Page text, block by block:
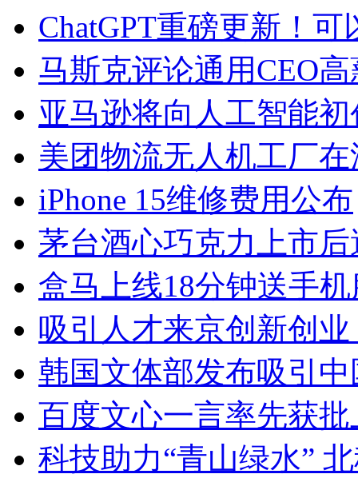
ChatGPT重磅更新！
马斯克评论通用CEO
亚马逊将向人工智能
美团物流无人机工厂
iPhone 15维修费用公布
茅台酒心巧克力上市
盒马上线18分钟送手
吸引人才来京创新创
韩国文体部发布吸引
百度文心一言率先获
科技助力“青山绿水”